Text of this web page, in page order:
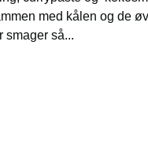
med kålen og de
så...